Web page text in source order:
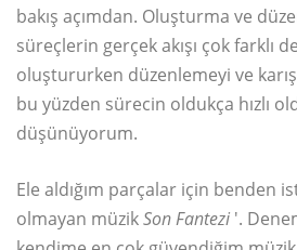
bakış açımdan. Oluşturma ve
süreçlerin gerçek akışı çok farklı
oluştururken düzenlemeyi ve
bu yüzden sürecin oldukça hızlı
düşünüyorum.
Ele aldığım parçalar için benden
olmayan müzikSon Fantezi '.